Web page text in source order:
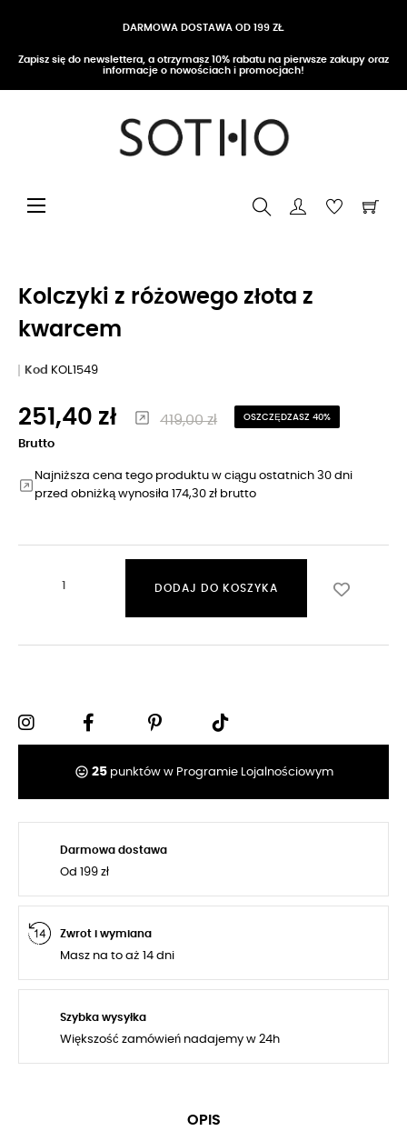
DARMOWA DOSTAWA OD 199 ZŁ
Zapisz się do newslettera, a otrzymasz 10% rabatu na pierwsze zakupy oraz
informacje o nowościach i promocjach!
Przełącz nawigację
☰
Kolczyki z różowego złota z
kwarcem
Kod KOL1549
251,40 zł 419,00 zł OSZCZĘDZASZ 40%
Brutto
Najniższa cena tego produktu w ciągu ostatnich 30 dni
przed obniżką wynosiła 174,30 zł brutto
DODAJ DO KOSZYKA
tag_faces 25punktów w Programie Lojalnościowym
Darmowa dostawa
Od 199 zł
Zwrot i wymiana
Masz na to aż 14 dni
Szybka wysyłka
Większość zamówień nadajemy w 24h
OPIS